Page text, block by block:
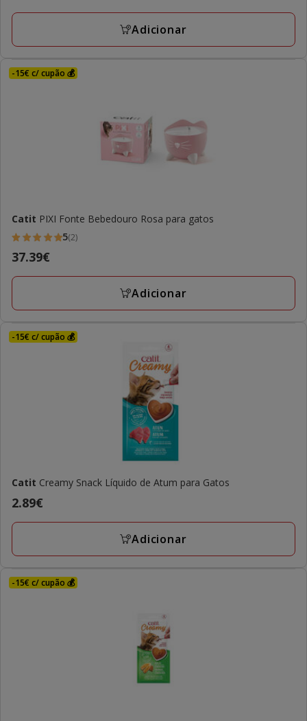
2.49€
Adicionar
-15€ c/ cupão 💰
Catit PIXI Fonte Bebedouro Rosa para gatos
5
estrelas
com
avaliações
5(2)
Preço
37.39€
37.39€
Adicionar
-15€ c/ cupão 💰
Catit Creamy Snack Líquido de Atum para Gatos
Preço
2.89€
2.89€
Adicionar
-15€ c/ cupão 💰